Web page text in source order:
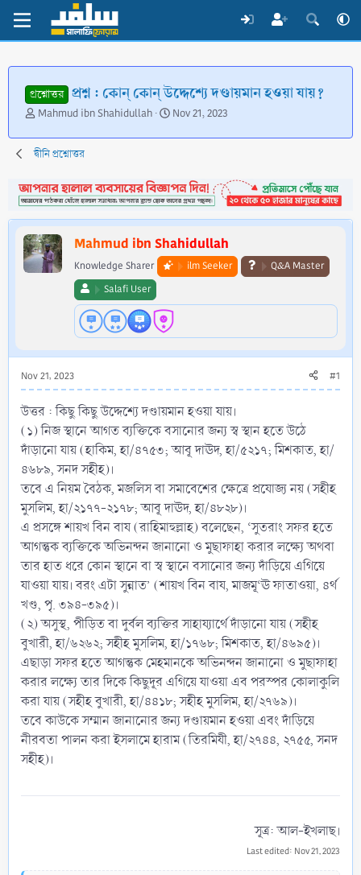
প্রশ্নোত্তর প্রশ্ন : কোন্ কোন্ উদ্দেশ্যে দণ্ডায়মান হওয়া যায়?
T
r
e
d
s
t
a
r
t
Mahmud ibn Shahidullah
S
a
d
a
t
Nov 21, 2023
দ্বীনি প্রশ্নোত্তর
Mahmud ibn Shahidullah
Knowledge Sharer ilm Seeker
Q&A Master
Salafi User
Nov 21, 2023 #1
উত্তর : কিছু কিছু উদ্দেশ্যে দণ্ডায়মান হওয়া যায়।
(১) নিজ স্থানে আগত ব্যক্তিকে বসানোর জন্য স্ব স্থান হতে উঠে
দাঁড়ানো যায় (হাকিম, হা/৪৭৫৩; আবূ দাঊদ, হা/৫২১৭; মিশকাত, হা/
৪৬৮৯, সনদ সহীহ)।
তবে এ নিয়ম বৈঠক, মজলিস বা সমাবেশের ক্ষেত্রে প্রযোজ্য নয় (সহীহ
মুসলিম, হা/২১৭৭-২১৭৮; আবূ দাঊদ, হা/৪৮২৮)।
এ প্রসঙ্গে শায়খ বিন বায (রাহিমাহুল্লাহ) বলেছেন, ‘সুতরাং সফর হতে
আগন্তুক ব্যক্তিকে অভিনন্দন জানানো ও মুছাফাহা করার লক্ষ্যে অথবা
তার হাত ধরে কোন স্থানে বা স্ব স্থানে বসানোর জন্য দাঁড়িয়ে এগিয়ে
যাওয়া যায়। বরং এটা সুন্নাত’ (শায়খ বিন বায, মাজমূ‘ঊ ফাতাওয়া, ৪র্থ
খণ্ড, পৃ. ৩৯৪-৩৯৫)।
(২) অসুস্থ, পীড়িত বা দুর্বল ব্যক্তির সাহায্যার্থে দাঁড়ানো যায় (সহীহ
বুখারী, হা/৬২৬২; সহীহ মুসলিম, হা/১৭৬৮; মিশকাত, হা/৪৬৯৫)।
এছাড়া সফর হতে আগন্তুক মেহমানকে অভিনন্দন জানানো ও মুছাফাহা
করার লক্ষ্যে তার দিকে কিছুদূর এগিয়ে যাওয়া এব পরস্পর কোলাকুলি
করা যায় (সহীহ বুখারী, হা/৪৪১৮; সহীহ মুসলিম, হা/২৭৬৯)।
তবে কাউকে সম্মান জানানোর জন্য দণ্ডায়মান হওয়া এবং দাঁড়িয়ে
নীরবতা পালন করা ইসলামে হারাম (তিরমিযী, হা/২৭৪৪, ২৭৫৫, সনদ
সহীহ)।
সূত্র: আল-ইখলাছ।​
Last edited: Nov 21, 2023